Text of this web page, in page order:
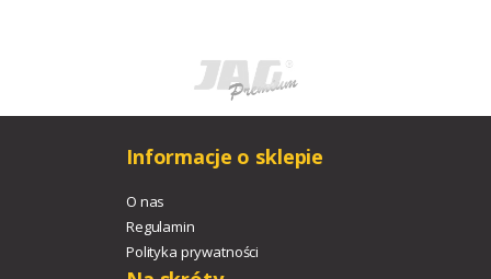
Informacje o sklepie
O nas
Regulamin
Polityka prywatności